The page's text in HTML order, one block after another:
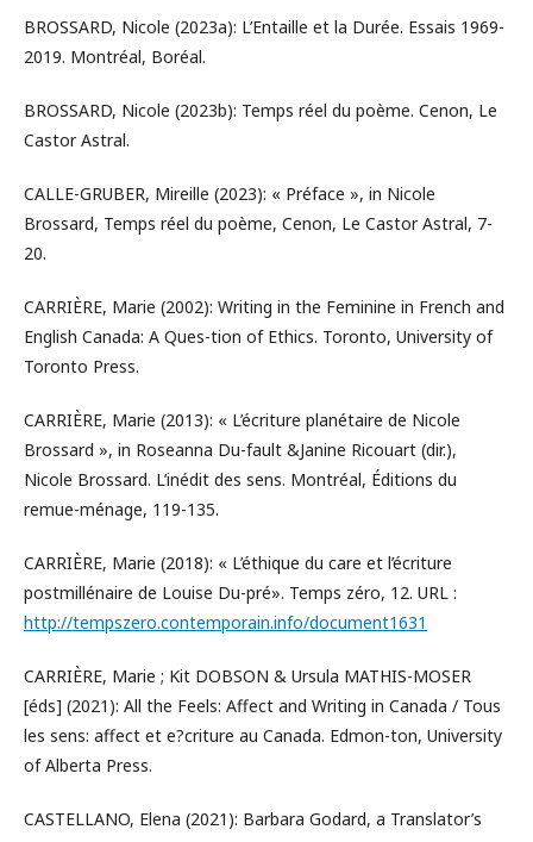
BROSSARD, Nicole (2023a): L’Entaille et la Durée. Essais 1969-
2019. Montréal, Boréal.
BROSSARD, Nicole (2023b): Temps réel du poème. Cenon, Le
Castor Astral.
CALLE-GRUBER, Mireille (2023): « Préface », in Nicole
Brossard, Temps réel du poème, Cenon, Le Castor Astral, 7-
20.
CARRIÈRE, Marie (2002): Writing in the Feminine in French and
English Canada: A Ques-tion of Ethics. Toronto, University of
Toronto Press.
CARRIÈRE, Marie (2013): « L’écriture planétaire de Nicole
Brossard », in Roseanna Du-fault &Janine Ricouart (dir.),
Nicole Brossard. L’inédit des sens. Montréal, Éditions du
remue-ménage, 119-135.
CARRIÈRE, Marie (2018): « L’éthique du care et l’écriture
postmillénaire de Louise Du-pré». Temps zéro, 12. URL :
http://tempszero.contemporain.info/document1631
CARRIÈRE, Marie ; Kit DOBSON & Ursula MATHIS-MOSER
[éds] (2021): All the Feels: Affect and Writing in Canada / Tous
les sens: affect et e?criture au Canada. Edmon-ton, University
of Alberta Press.
CASTELLANO, Elena (2021): Barbara Godard, a Translator’s